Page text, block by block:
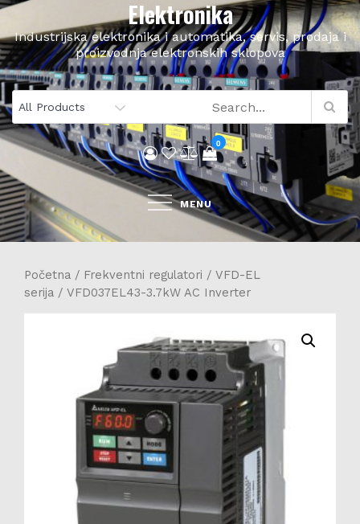
Skip
content
Elektronika
Industrijska elektronika i automatika, servis, prodaja i
proizvodnja elektronskih sklopova
0
MENU
Početna / Frekventni regulatori / VFD-EL
serija / VFD037EL43-3.7kW AC Inverter